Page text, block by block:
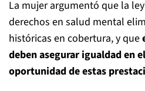
La mujer argumentó que la
derechos en salud mental
históricas en cobertura, y que
deben asegurar igualdad en
oportunidad de estas